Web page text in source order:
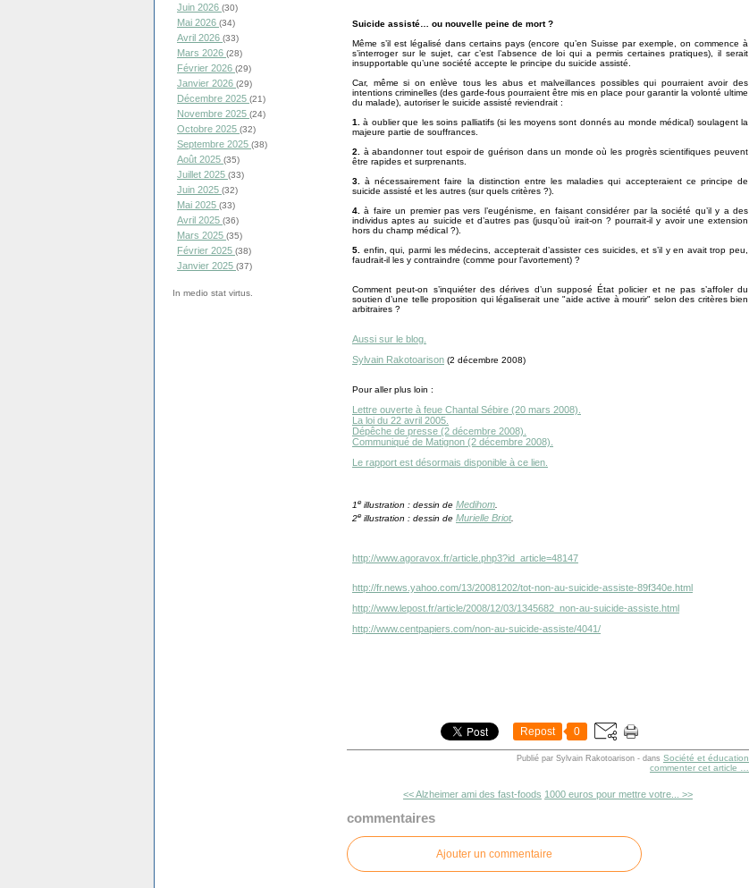
Juin 2026 (30)
Mai 2026 (34)
Avril 2026 (33)
Mars 2026 (28)
Février 2026 (29)
Janvier 2026 (29)
Décembre 2025 (21)
Novembre 2025 (24)
Octobre 2025 (32)
Septembre 2025 (38)
Août 2025 (35)
Juillet 2025 (33)
Juin 2025 (32)
Mai 2025 (33)
Avril 2025 (36)
Mars 2025 (35)
Février 2025 (38)
Janvier 2025 (37)
In medio stat virtus.
Suicide assisté… ou nouvelle peine de mort ?
Même s’il est légalisé dans certains pays (encore qu’en Suisse par exemple, on commence à
s’interroger sur le sujet, car c’est l’absence de loi qui a permis certaines pratiques), il serait
insupportable qu’une société accepte le principe du suicide assisté.
Car, même si on enlève tous les abus et malveillances possibles qui pourraient avoir des
intentions criminelles (des garde-fous pourraient être mis en place pour garantir la volonté ultime
du malade), autoriser le suicide assisté reviendrait :
1.
à oublier que les soins palliatifs (si les moyens sont donnés au monde médical) soulagent la
majeure partie de souffrances.
2.
à abandonner tout espoir de guérison dans un monde où les progrès scientifiques peuvent
être rapides et surprenants.
3.
à nécessairement faire la distinction entre les maladies qui accepteraient ce principe de
suicide assisté et les autres (sur quels critères ?).
4.
à faire un premier pas vers l’eugénisme, en faisant considérer par la société qu’il y a des
individus aptes au suicide et d’autres pas (jusqu’où irait-on ? pourrait-il y avoir une extension
hors du champ médical ?).
5.
enfin, qui, parmi les médecins, accepterait d’assister ces suicides, et s’il y en avait trop peu,
faudrait-il les y contraindre (comme pour l’avortement) ?
Comment peut-on s’inquiéter des dérives d’un supposé État policier et ne pas s’affoler du
soutien d’une telle proposition qui légaliserait une "aide active à mourir" selon des critères bien
arbitraires ?
Aussi sur le blog.
Sylvain Rakotoarison (2 décembre 2008)
Pour aller plus loin :
Lettre ouverte à feue Chantal Sébire (20 mars 2008).
La loi du 22 avril 2005.
Dépêche de presse (2 décembre 2008).
Communiqué de Matignon (2 décembre 2008).
Le rapport est désormais disponible à ce lien.
1e illustration : dessin de Medihom.
2e illustration : dessin de Murielle Briot.
http://www.agoravox.fr/article.php3?id_article=48147
http://fr.news.yahoo.com/13/20081202/tot-non-au-suicide-assiste-89f340e.html
http://www.lepost.fr/article/2008/12/03/1345682_non-au-suicide-assiste.html
http://www.centpapiers.com/non-au-suicide-assiste/4041/
Repost 0
Publié par Sylvain Rakotoarison - dans Société et éducation
commenter cet article
<< Alzheimer ami des fast-foods 1000 euros pour mettre votre... >>
commentaires
Ajouter un commentaire